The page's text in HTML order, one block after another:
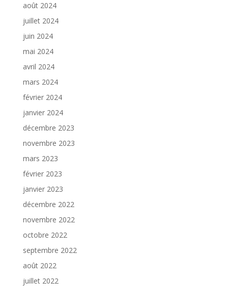
août 2024
juillet 2024
juin 2024
mai 2024
avril 2024
mars 2024
février 2024
janvier 2024
décembre 2023
novembre 2023
mars 2023
février 2023
janvier 2023
décembre 2022
novembre 2022
octobre 2022
septembre 2022
août 2022
juillet 2022